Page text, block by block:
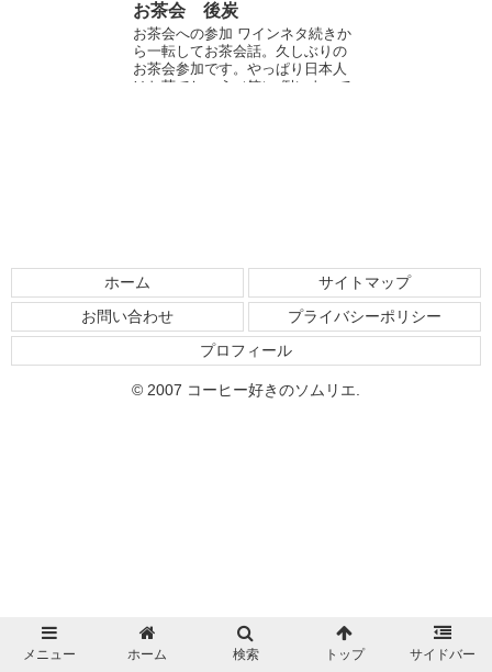
お茶会 後炭
お茶会への参加 ワインネタ続きか
ら一転してお茶会話。久しぶりの
お茶会参加です。やっぱり日本人
はお茶でしょう（笑） 例によって
ホーム
サイトマップ
お問い合わせ
プライバシーポリシー
プロフィール
© 2007 コーヒー好きのソムリエ.
メニュー ホーム 検索 トップ サイドバー